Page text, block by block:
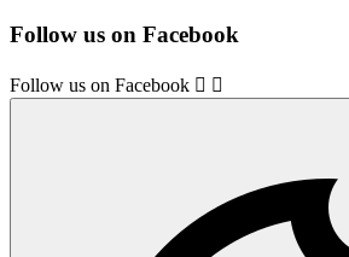
Follow us on Facebook
Follow us on Facebook  